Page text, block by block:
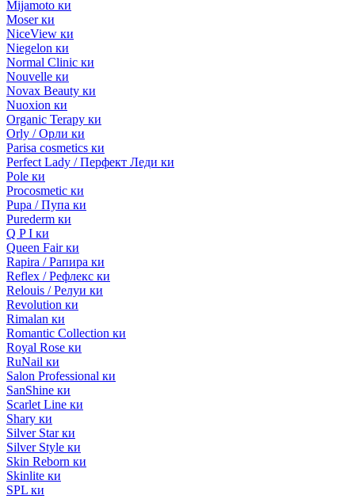
Mijamoto ки
Moser ки
NiceView ки
Niegelon ки
Normal Clinic ки
Nouvelle ки
Novax Beauty ки
Nuoxion ки
Organic Terapy ки
Orly / Орли ки
Parisa cosmetics ки
Perfect Lady / Перфект Леди ки
Pole ки
Procosmetic ки
Pupa / Пупа ки
Purederm ки
Q P I ки
Queen Fair ки
Rapira / Рапира ки
Reflex / Рефлекс ки
Relouis / Релуи ки
Revolution ки
Rimalan ки
Romantic Collection ки
Royal Rose ки
RuNail ки
Salon Professional ки
SanShine ки
Scarlet Line ки
Shary ки
Silver Star ки
Silver Style ки
Skin Reborn ки
Skinlite ки
SPL ки